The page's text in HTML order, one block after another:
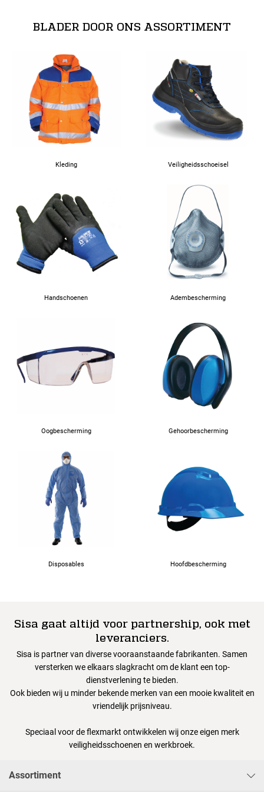
BLADER DOOR ONS ASSORTIMENT
Kleding Veiligheidsschoeisel
Handschoenen Adembescherming
Oogbescherming Gehoorbescherming
Disposables Hoofdbescherming
Sisa gaat altijd voor partnership, ook met
leveranciers.
Sisa is partner van diverse vooraanstaande fabrikanten. Samen
versterken we elkaars slagkracht om de klant een top-
dienstverlening te bieden.
Ook bieden wij u minder bekende merken van een mooie kwaliteit en
vriendelijk prijsniveau.
Speciaal voor de flexmarkt ontwikkelen wij onze eigen merk
veiligheidsschoenen en werkbroek.
Assortiment